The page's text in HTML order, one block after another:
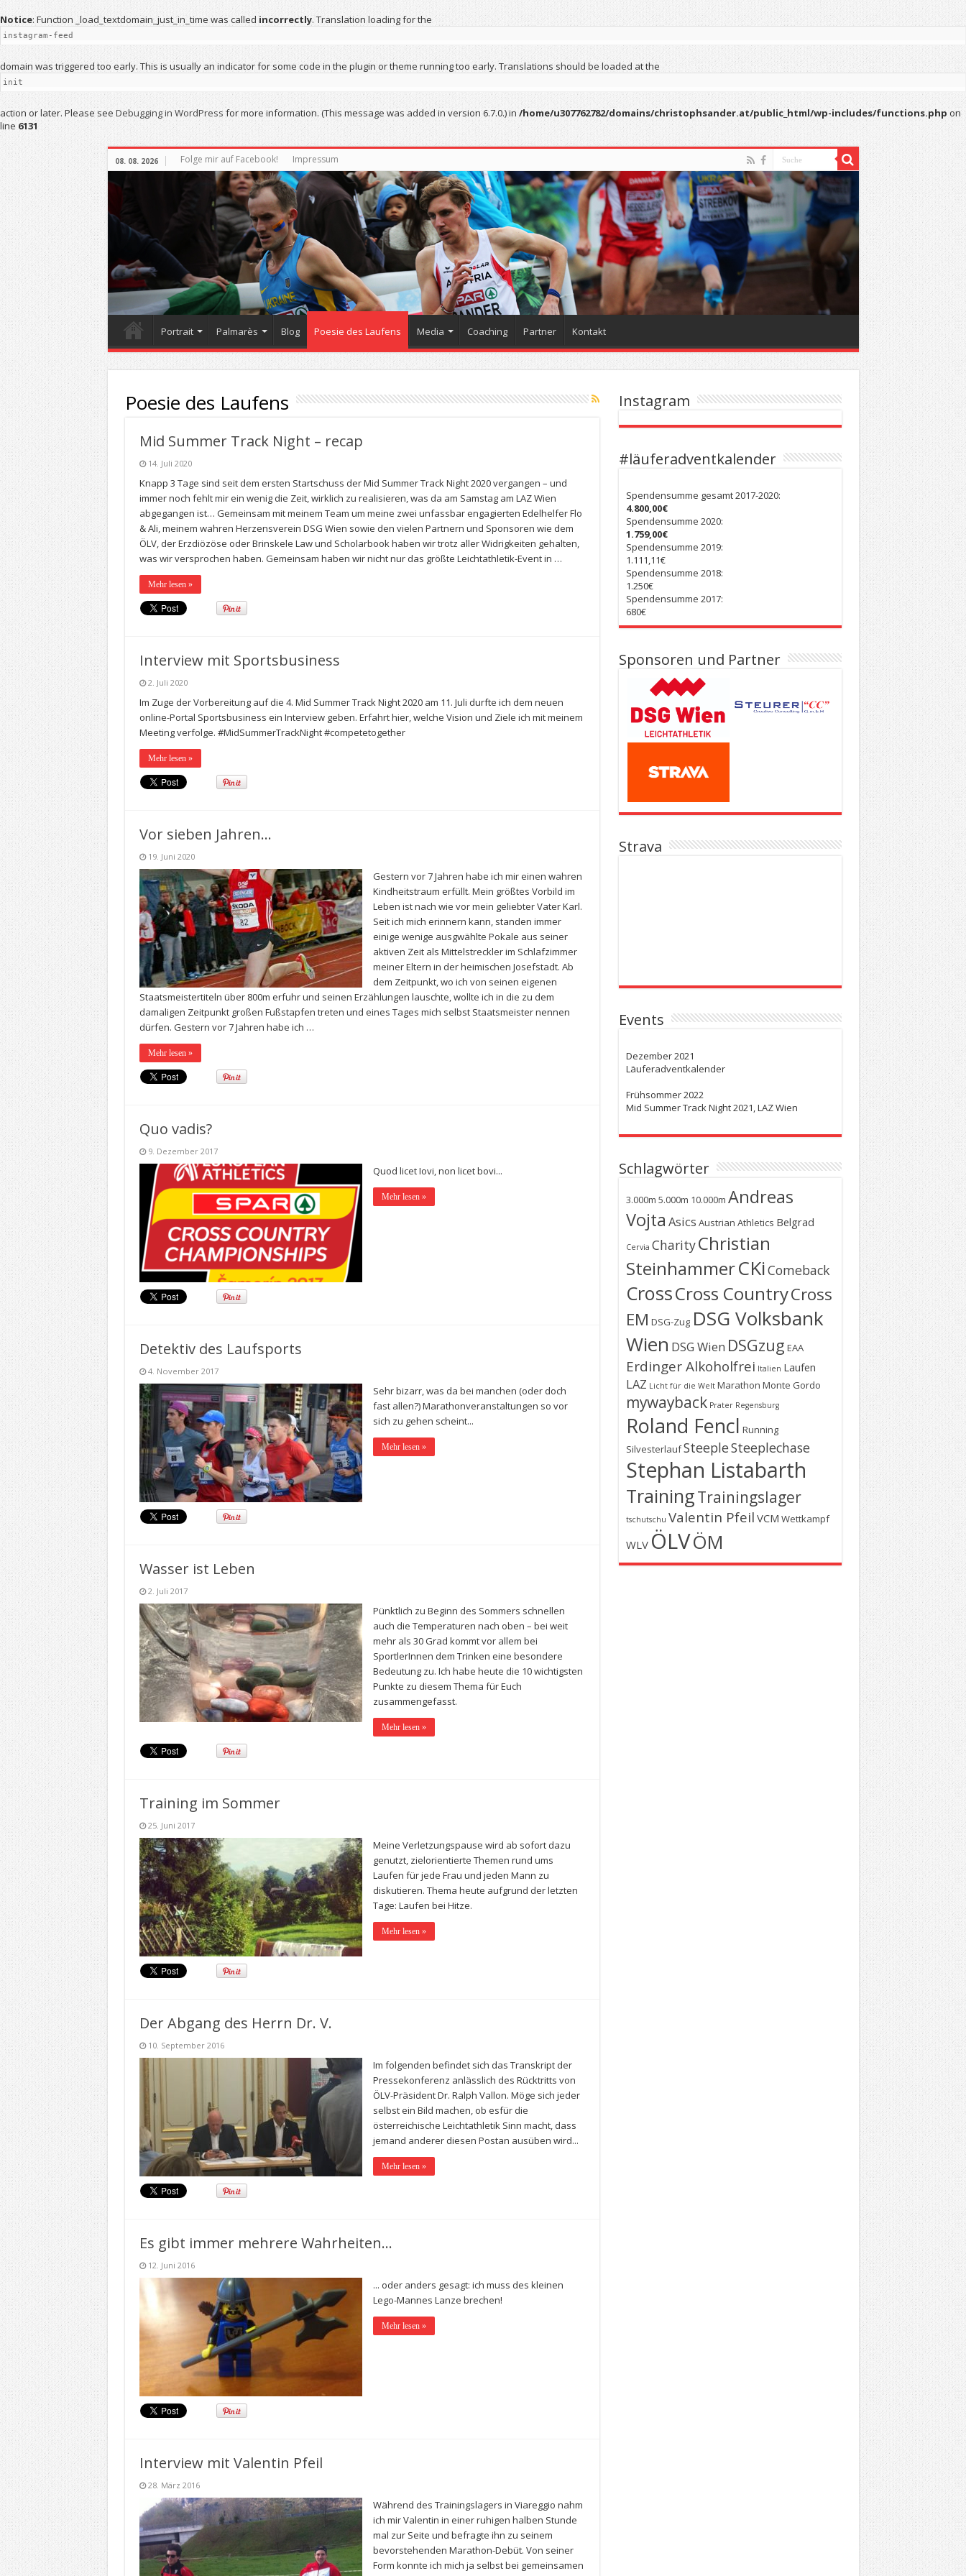
Notice: Function _load_textdomain_just_in_time was called incorrectly. Translation loading for the
instagram-feed
domain was triggered too early. This is usually an indicator for some code in the plugin or theme running too early. Translations should be loaded at the
init
action or later. Please see Debugging in WordPressfor more information. (This message was added in version 6.7.0.) in /home/u307762782/domains/christophsander.at/public_html/wp-includes/functions.php on
line 6131
08. 08. 2026 Folge mir auf Facebook! Impressum
Portrait Palmarès Blog Poesie des Laufens Media Coaching Partner Kontakt
Poesie des Laufens
Mid Summer Track Night – recap
14. Juli 2020
Knapp 3 Tage sind seit dem ersten Startschuss der Mid Summer Track Night 2020 vergangen – und
immer noch fehlt mir ein wenig die Zeit, wirklich zu realisieren, was da am Samstag am LAZ Wien
abgegangen ist… Gemeinsam mit meinem Team um meine zwei unfassbar engagierten Edelhelfer Flo
& Ali, meinem wahren Herzensverein DSG Wien sowie den vielen Partnern und Sponsoren wie dem
ÖLV, der Erzdiözöse oder Brinskele Law und Scholarbook haben wir trotz aller Widrigkeiten gehalten,
was wir versprochen haben. Gemeinsam haben wir nicht nur das größte Leichtathletik-Event in …
Mehr lesen »
Interview mit Sportsbusiness
2. Juli 2020
Im Zuge der Vorbereitung auf die 4. Mid Summer Track Night 2020 am 11. Juli durfte ich dem neuen
online-Portal Sportsbusiness ein Interview geben. Erfahrt hier, welche Vision und Ziele ich mit meinem
Meeting verfolge. #MidSummerTrackNight #competetogether
Mehr lesen »
Vor sieben Jahren…
19. Juni 2020
Gestern vor 7 Jahren habe ich mir einen wahren
Kindheitstraum erfüllt. Mein größtes Vorbild im
Leben ist nach wie vor mein geliebter Vater Karl.
Seit ich mich erinnern kann, standen immer
einige wenige ausgwählte Pokale aus seiner
aktiven Zeit als Mittelstreckler im Schlafzimmer
meiner Eltern in der heimischen Josefstadt. Ab
dem Zeitpunkt, wo ich von seinen eigenen
Staatsmeistertiteln über 800m erfuhr und seinen Erzählungen lauschte, wollte ich in die zu dem
damaligen Zeitpunkt großen Fußstapfen treten und eines Tages mich selbst Staatsmeister nennen
dürfen. Gestern vor 7 Jahren habe ich …
Mehr lesen »
Quo vadis?
9. Dezember 2017
Quod licet Iovi, non licet bovi...
Mehr lesen »
Detektiv des Laufsports
4. November 2017
Sehr bizarr, was da bei manchen (oder doch
fast allen?) Marathonveranstaltungen so vor
sich zu gehen scheint...
Mehr lesen »
Wasser ist Leben
2. Juli 2017
Pünktlich zu Beginn des Sommers schnellen
auch die Temperaturen nach oben – bei weit
mehr als 30 Grad kommt vor allem bei
SportlerInnen dem Trinken eine besondere
Bedeutung zu. Ich habe heute die 10 wichtigsten
Punkte zu diesem Thema für Euch
zusammengefasst.
Mehr lesen »
Training im Sommer
25. Juni 2017
Meine Verletzungspause wird ab sofort dazu
genutzt, zielorientierte Themen rund ums
Laufen für jede Frau und jeden Mann zu
diskutieren. Thema heute aufgrund der letzten
Tage: Laufen bei Hitze.
Mehr lesen »
Der Abgang des Herrn Dr. V.
10. September 2016
Im folgenden befindet sich das Transkript der
Pressekonferenz anlässlich des Rücktritts von
ÖLV-Präsident Dr. Ralph Vallon. Möge sich jeder
selbst ein Bild machen, ob esfür die
österreichische Leichtathletik Sinn macht, dass
jemand anderer diesen Postan ausüben wird...
Mehr lesen »
Es gibt immer mehrere Wahrheiten…
12. Juni 2016
... oder anders gesagt: ich muss des kleinen
Lego-Mannes Lanze brechen!
Mehr lesen »
Interview mit Valentin Pfeil
28. März 2016
Während des Trainingslagers in Viareggio nahm
ich mir Valentin in einer ruhigen halben Stunde
mal zur Seite und befragte ihn zu seinem
bevorstehenden Marathon-Debüt. Von seiner
Form konnte ich mich ja selbst bei gemeinsamen
Instagram
#läuferadventkalender
Spendensumme gesamt 2017-2020:
4.800,00€
Spendensumme 2020:
1.759,00€
Spendensumme 2019:
1.111,11€
Spendensumme 2018:
1.250€
Spendensumme 2017:
680€
Sponsoren und Partner
Strava
Events
Dezember 2021
Läuferadventkalender
Frühsommer 2022
Mid Summer Track Night 2021, LAZ Wien
Schlagwörter
3.000m 5.000m 10.000m Andreas
Vojta Asics Austrian Athletics Belgrad
Cervia CharityChristian
SteinhammerCKiComeback
CrossCross CountryCross
EM DSG-Zug DSG Volksbank
Wien DSG Wien DSGzug EAA
Erdinger Alkoholfrei Italien Laufen
LAZ Licht für die Welt Marathon Monte Gordo
mywayback Prater Regensburg
Roland Fencl Running
SilvesterlaufSteepleSteeplechase
Stephan Listabarth
TrainingTrainingslager
tschutschu Valentin Pfeil VCM Wettkampf
WLV ÖLVÖM